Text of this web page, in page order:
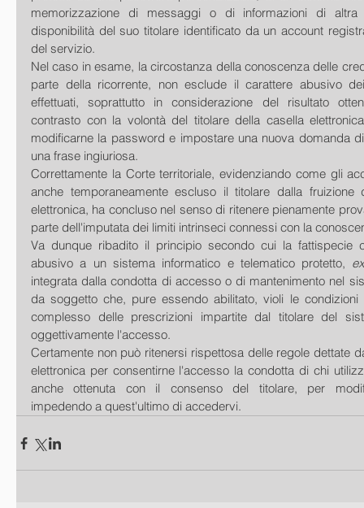
memorizzazione di messaggi o di informazioni di altra
disponibilità del suo titolare identificato da un account
del servizio.
Nel caso in esame, la circostanza della conoscenza delle
parte della ricorrente, non esclude il carattere abusivo
effettuati, soprattutto in considerazione del risultato
contrasto con la volontà del titolare della casella
modificarne la password e impostare una nuova domanda
una frase ingiuriosa.
Correttamente la Corte territoriale, evidenziando come gli
anche temporaneamente escluso il titolare dalla
elettronica, ha concluso nel senso di ritenere pienamente
parte dell'imputata dei limiti intrinseci connessi con la
Va dunque ribadito il principio secondo cui la fattispecie
abusivo a un sistema informatico e telematico protetto,
integrata dalla condotta di accesso o di mantenimento nel
da soggetto che, pure essendo abilitato, violi le
complesso delle prescrizioni impartite dal titolare del
oggettivamente l'accesso.
Certamente non può ritenersi rispettosa delle regole dettate
elettronica per consentirne l'accesso la condotta di chi
anche ottenuta con il consenso del titolare, per
impedendo a quest'ultimo di accedervi.